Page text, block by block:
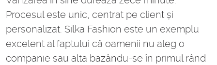
Procesul este unic, centrat pe client și
personalizat. Silka Fashion este un exemplu
excelent al faptului că oamenii nu aleg o
companie sau alta bazându-se în primul rând